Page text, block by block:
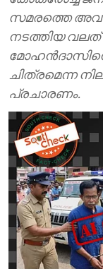
സമരത്തെ
നടത്തിയ വലത്
ചിത്രമെന്ന
പ്രചാരണം.